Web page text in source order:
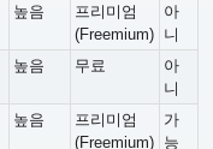
높음
프리미엄
(Freemium)
아
니
높음 무료
아
니
높음
프리미엄
(Freemium)
가
능